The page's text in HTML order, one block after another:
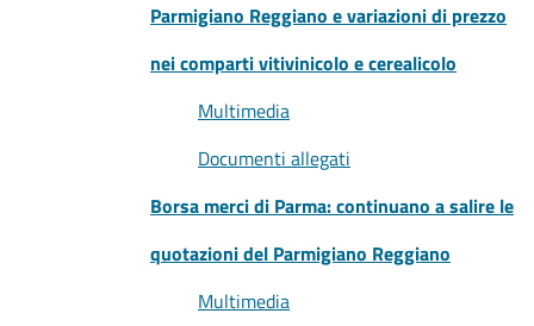
Parmigiano Reggiano e variazioni di prezzo
nei comparti vitivinicolo e cerealicolo
Multimedia
Documenti allegati
Borsa merci di Parma: continuano a salire le
quotazioni del Parmigiano Reggiano
Multimedia